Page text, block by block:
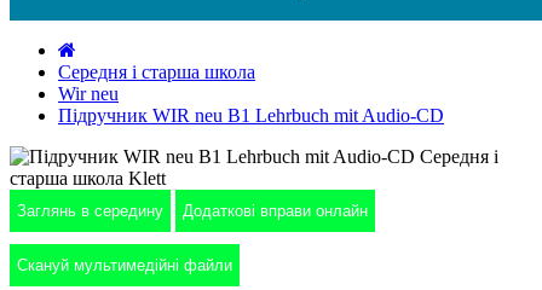
Середня і старша школа
Wir neu
Підручник WIR neu В1 Lehrbuch mit Audio-CD
Заглянь в середину Додаткові вправи онлайн
Скануй мультимедійні файли